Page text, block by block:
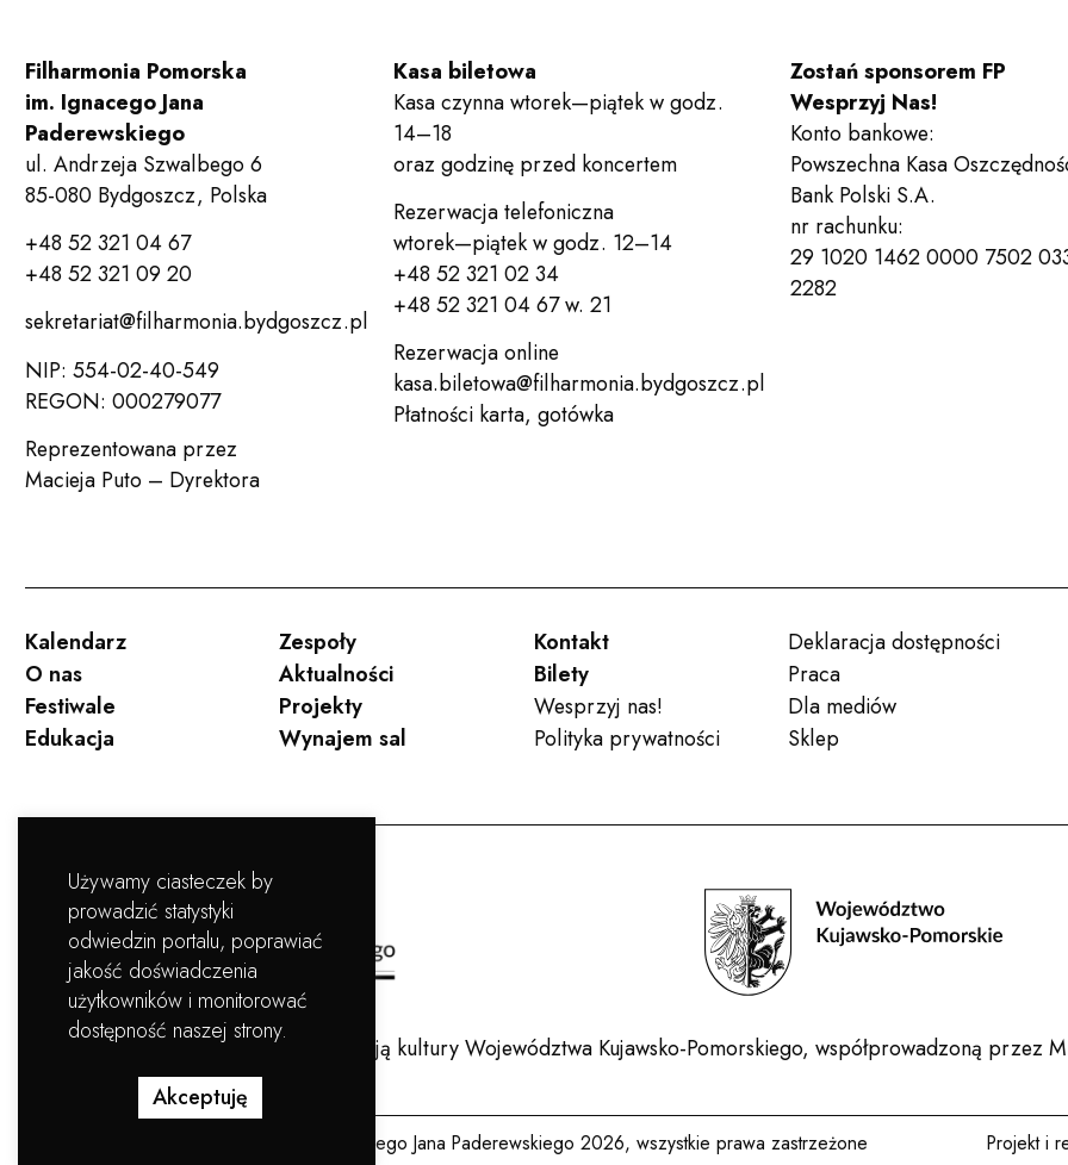
Wynajem sal
Kontakt
Deklaracja dostępności
Filharmonia Pomorska
im. Ignacego Jana
Paderewskiego
ul. Andrzeja Szwalbego 6
85-080 Bydgoszcz, Polska
+48 52 321 04 67
+48 52 321 09 20
sekretariat@filharmonia.bydgoszcz.pl
NIP: 554-02-40-549
REGON: 000279077
Reprezentowana przez
Macieja Puto – Dyrektora
Kasa biletowa
Kasa czynna wtorek—piątek w godz.
14–18
oraz godzinę przed koncertem
Rezerwacja telefoniczna
wtorek—piątek w godz. 12–14
+48 52 321 02 34
+48 52 321 04 67 w. 21
Rezerwacja online
kasa.biletowa@filharmonia.bydgoszcz.pl
Płatności karta, gotówka
Zostań sponsorem FP
Wesprzyj Nas!
Konto bankowe:
Powszechna Kasa
Bank Polski S.A.
nr rachunku:
29 1020 1462 0000 7502
2282
Kalendarz
O nas
Festiwale
Edukacja
Zespoły
Aktualności
Projekty
Wynajem sal
Kontakt
Bilety
Wesprzyj nas!
Polityka prywatności
Deklaracja dostępności
Praca
Dla mediów
Sklep
Filharmonia Pomorska jest instytucją kultury Województwa Kujawsko-Pomorskiego, współprowadzoną
Copyright © Filharmonia Pomorska im. Ignacego Jana Paderewskiego 2026, wszystkie prawa zastrzeżone Projekt i
Używamy ciasteczek by
prowadzić statystyki
odwiedzin portalu, poprawiać
jakość doświadczenia
użytkowników i monitorować
dostępność naszej strony.
Akceptuję